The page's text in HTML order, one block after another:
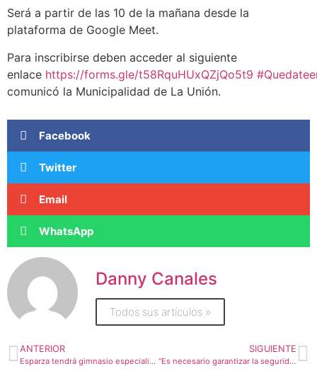
Será a partir de las 10 de la mañana desde la
plataforma de Google Meet.
Para inscribirse deben acceder al siguiente
enlace https://forms.gle/t58RquHUxQZjQo5t9
comunicó la Municipalidad de La Unión.
Facebook
Twitter
Email
WhatsApp
Danny Canales
Todos sus artículos »
ANTERIOR
Esparza tendrá gimnasio especializado en tenis de mesa
SIGUIENTE
“Es necesario garantizar la seguridad alimentaria nacional”: alcalde de Golfito